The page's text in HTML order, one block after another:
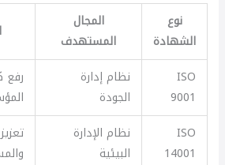
نوع
الشهادة
المجال
المستهدف
ISO
9001
نظام إدارة
الجودة
رفع
ISO
14001
نظام الإدارة
البيئية